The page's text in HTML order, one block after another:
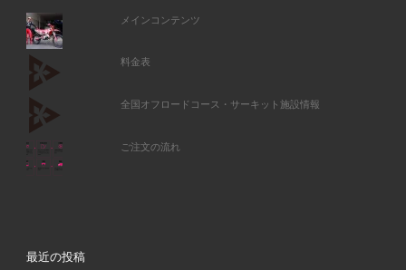
メインコンテンツ
料金表
全国オフロードコース・サーキット施設情報
ご注文の流れ
最近の投稿